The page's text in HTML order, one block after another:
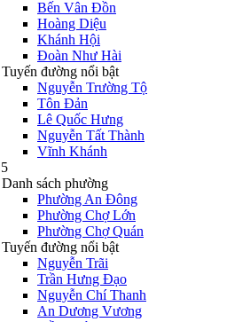
Bến Vân Đồn
Hoàng Diệu
Khánh Hội
Đoàn Như Hài
Tuyến đường nổi bật
Nguyễn Trường Tộ
Tôn Đản
Lê Quốc Hưng
Nguyễn Tất Thành
Vĩnh Khánh
Danh sách phường
Phường An Đông
Phường Chợ Lớn
Phường Chợ Quán
Tuyến đường nổi bật
Nguyễn Trãi
Trần Hưng Đạo
Nguyễn Chí Thanh
An Dương Vương